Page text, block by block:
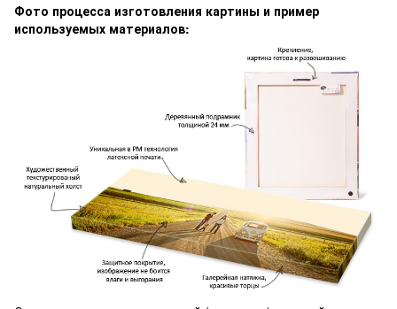
Фото процесса изготовления картины и пример
используемых материалов: